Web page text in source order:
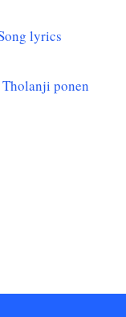
lyrics
ponen